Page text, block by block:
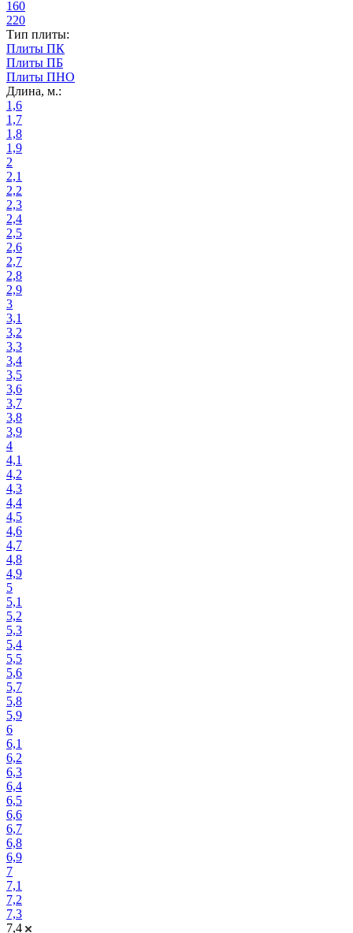
160
220
Тип плиты:
Плиты ПК
Плиты ПБ
Плиты ПНО
Длина, м.:
1,6
1,7
1,8
1,9
2
2,1
2,2
2,3
2,4
2,5
2,6
2,7
2,8
2,9
3
3,1
3,2
3,3
3,4
3,5
3,6
3,7
3,8
3,9
4
4,1
4,2
4,3
4,4
4,5
4,6
4,7
4,8
4,9
5
5,1
5,2
5,3
5,4
5,5
5,6
5,7
5,8
5,9
6
6,1
6,2
6,3
6,4
6,5
6,6
6,7
6,8
6,9
7
7,1
7,2
7,3
7,4